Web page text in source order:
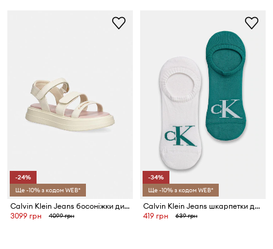
-24%
Ще -10% з кодом WEB*
Calvin Klein Jeans босоніжки дитячі
3099 грн
4099 грн
-34%
Ще -10% з кодом WEB*
Calvin Klein Jeans шкарпетки до щиколотки чоловічі з бавовною 2 шт.
419 грн
639 грн